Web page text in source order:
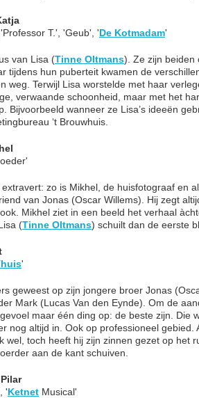
T.', 'Geub', 'De Kotmadam'
van Lisa (Tinne Oltmans). Ze zijn beiden
tijdens hun puberteit kwamen de
weg. Terwijl Lisa worstelde met haar
verwaande schoonheid, maar met het
Bijvoorbeeld wanneer ze Lisa’s ideeën
‘t Brouwhuis.
zo is Mikhel, de huisfotograaf en
van Jonas (Oscar Willems). Hij zegt
Mikhel ziet in een beeld het verhaal
(Tinne Oltmans) schuilt dan de eerste
'
geweest op zijn jongere broer Jonas
Mark (Lucas Van den Eynde). Om de
maar één ding op: de beste zijn. Die
nog altijd in. Ook op professioneel gebied.
wel, toch heeft hij zijn zinnen gezet op het
aan de kant schuiven.
'Ketnet Musical'